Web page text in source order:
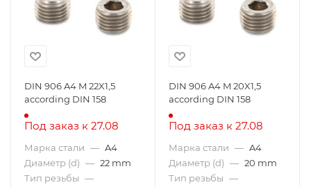
DIN 906 A4 M 22X1,5
according DIN 158
Под заказ к 27.08
Марка стали — A4
Диаметр (d) — 22 mm
Тип резьбы —
DIN 906 A4 M 20X1,5
according DIN 158
Под заказ к 27.08
Марка стали — A4
Диаметр (d) — 20 mm
Тип резьбы —